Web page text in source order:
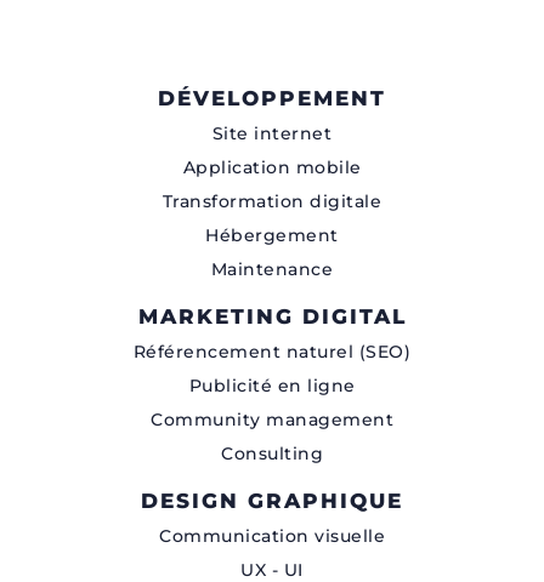
DÉVELOPPEMENT
Site internet
Application mobile
Transformation digitale
Hébergement
Maintenance
MARKETING DIGITAL
Référencement naturel (SEO)
Publicité en ligne
Community management
Consulting
DESIGN GRAPHIQUE
Communication visuelle
UX - UI